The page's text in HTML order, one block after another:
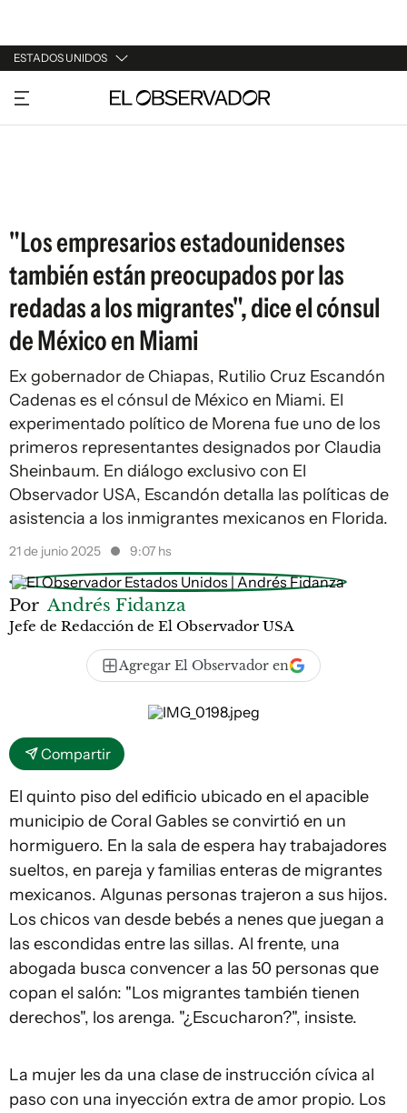
ESTADOS UNIDOS
URUGUAY
ARGENTINA
"Los empresarios estadounidenses
también están preocupados por las
redadas a los migrantes", dice el cónsul
de México en Miami
Ex gobernador de Chiapas, Rutilio Cruz Escandón
Cadenas es el cónsul de México en Miami. El
experimentado político de Morena fue uno de los
primeros representantes designados por Claudia
Sheinbaum. En diálogo exclusivo con El
Observador USA, Escandón detalla las políticas de
asistencia a los inmigrantes mexicanos en Florida.
21 de junio 2025 9:07 hs
Por Andrés Fidanza
Jefe de Redacción de El Observador USA
Agregar El Observador en
Compartir
El quinto piso del edificio ubicado en el apacible
municipio de Coral Gables se convirtió en un
hormiguero. En la sala de espera hay trabajadores
sueltos, en pareja y familias enteras de migrantes
mexicanos. Algunas personas trajeron a sus hijos.
Los chicos van desde bebés a nenes que juegan a
las escondidas entre las sillas. Al frente, una
abogada busca convencer a las 50 personas que
copan el salón: "Los migrantes también tienen
derechos", los arenga. "¿Escucharon?", insiste.
La mujer les da una clase de instrucción cívica al
paso con una inyección extra de amor propio. Los